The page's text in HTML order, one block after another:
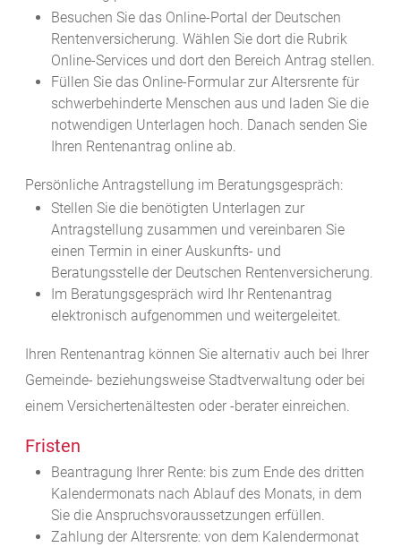
Besuchen Sie das Online-Portal der Deutschen
Rentenversicherung. Wählen Sie dort die Rubrik
Online-Services und dort den Bereich Antrag stellen.
Füllen Sie das Online-Formular zur Altersrente für
schwerbehinderte Menschen aus und laden Sie die
notwendigen Unterlagen hoch. Danach senden Sie
Ihren Rentenantrag online ab.
Persönliche Antragstellung im Beratungsgespräch:
Stellen Sie die benötigten Unterlagen zur
Antragstellung zusammen und vereinbaren Sie
einen Termin in einer Auskunfts- und
Beratungsstelle der Deutschen Rentenversicherung.
Im Beratungsgespräch wird Ihr Rentenantrag
elektronisch aufgenommen und weitergeleitet.
Ihren Rentenantrag können Sie alternativ auch bei Ihrer
Gemeinde- beziehungsweise Stadtverwaltung oder bei
einem Versichertenältesten oder -berater einreichen.
Fristen
Beantragung Ihrer Rente: bis zum Ende des dritten
Kalendermonats nach Ablauf des Monats, in dem
Sie die Anspruchsvoraussetzungen erfüllen.
Zahlung der Altersrente: von dem Kalendermonat